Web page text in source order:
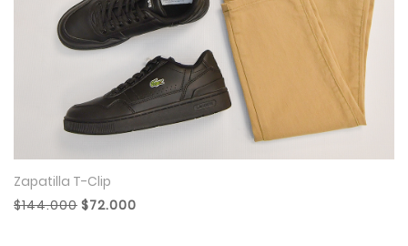
Zapatilla T-Clip
$144.000 $72.000